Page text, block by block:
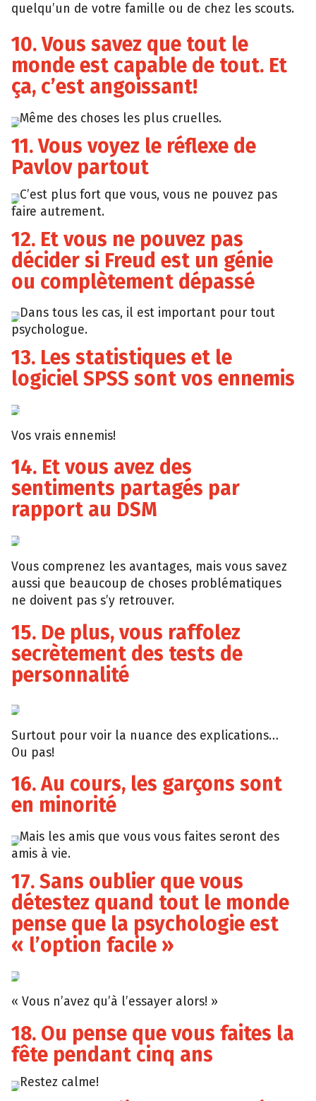
quelqu’un de votre famille ou de chez les scouts.
10. Vous savez que tout le
monde est capable de tout. Et
ça, c’est angoissant!
Même des choses les plus cruelles.
11. Vous voyez le réflexe de
Pavlov partout
C’est plus fort que vous, vous ne pouvez pas
faire autrement.
12. Et vous ne pouvez pas
décider si Freud est un génie
ou complètement dépassé
Dans tous les cas, il est important pour tout
psychologue.
13. Les statistiques et le
logiciel SPSS sont vos ennemis
Vos vrais ennemis!
14. Et vous avez des
sentiments partagés par
rapport au DSM
Vous comprenez les avantages, mais vous savez
aussi que beaucoup de choses problématiques
ne doivent pas s’y retrouver.
15. De plus, vous raffolez
secrètement des tests de
personnalité
Surtout pour voir la nuance des explications…
Ou pas!
16. Au cours, les garçons sont
en minorité
Mais les amis que vous vous faites seront des
amis à vie.
17. Sans oublier que vous
détestez quand tout le monde
pense que la psychologie est
« l’option facile »
« Vous n’avez qu’à l’essayer alors! »
18. Ou pense que vous faites la
fête pendant cinq ans
Restez calme!